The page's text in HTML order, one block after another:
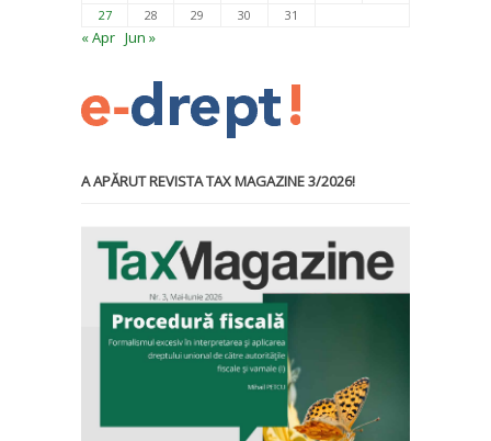
27 28 29 30 31
« Apr Jun »
A APĂRUT REVISTA TAX MAGAZINE 3/2026!